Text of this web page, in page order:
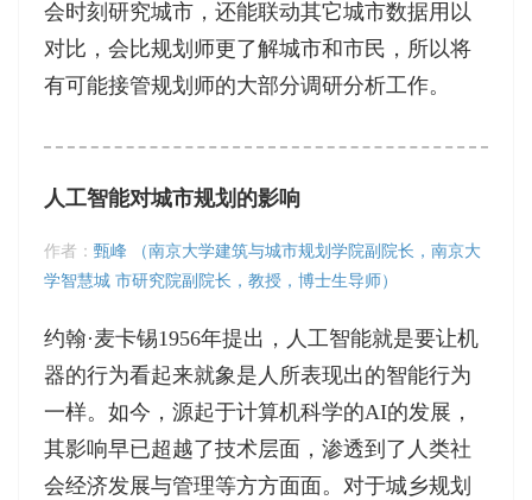
会时刻研究城市，还能联动其它城市数据用以
对比，会比规划师更了解城市和市民，所以将
有可能接管规划师的大部分调研分析工作。
人工智能对城市规划的影响
作者： 甄峰 （南京大学建筑与城市规划学院副院长，南京大
学智慧城 市研究院副院长，教授，博士生导师）
约翰·麦卡锡1956年提出，人工智能就是要让机
器的行为看起来就象是人所表现出的智能行为
一样。如今，源起于计算机科学的AI的发展，
其影响早已超越了技术层面，渗透到了人类社
会经济发展与管理等方方面面。对于城乡规划